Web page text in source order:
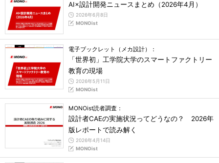
AI×設計開発ニュースまとめ（2026年4月）
2026年6月8日
MONOist
電子ブックレット（メカ設計）：
「世界初」工学院大学のスマートファクトリー
教育の現場
2026年5月11日
MONOist
MONOist読者調査：
設計者CAEの実施状況ってどうなの？ 2026年
版レポートで読み解く
2026年4月14日
MONOist